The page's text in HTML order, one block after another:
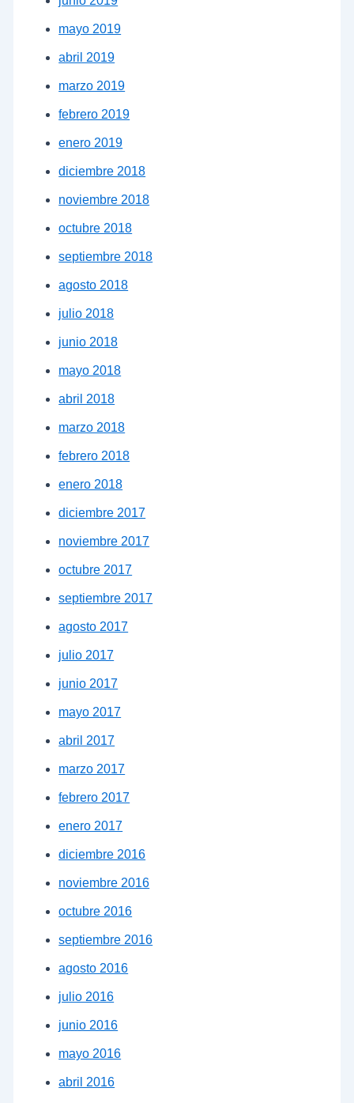
mayo 2019
abril 2019
marzo 2019
febrero 2019
enero 2019
diciembre 2018
noviembre 2018
octubre 2018
septiembre 2018
agosto 2018
julio 2018
junio 2018
mayo 2018
abril 2018
marzo 2018
febrero 2018
enero 2018
diciembre 2017
noviembre 2017
octubre 2017
septiembre 2017
agosto 2017
julio 2017
junio 2017
mayo 2017
abril 2017
marzo 2017
febrero 2017
enero 2017
diciembre 2016
noviembre 2016
octubre 2016
septiembre 2016
agosto 2016
julio 2016
junio 2016
mayo 2016
abril 2016